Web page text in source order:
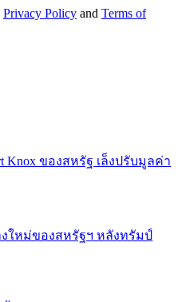
Privacy Policy and Terms of
Knox ของสหรัฐ เล็งปรับมูลค่า
ใหม่ของสหรัฐฯ หลังทรัมป์